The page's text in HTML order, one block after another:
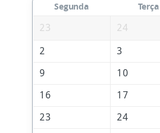
Segunda Terça
23
24
2 3
9 10
16
17
23
24